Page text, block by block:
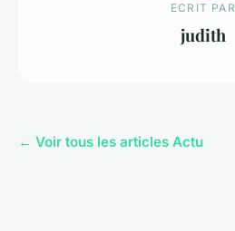
ECRIT PAR
judith
← Voir tous les articles Actu